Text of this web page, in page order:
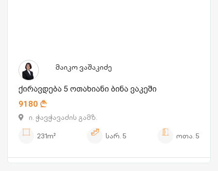
მაიკო ვაშაკიძე
ქირავდება 5 ოთახიანი ბინა ვაკეში
9180
ი. ჭავჭავაძის გამზ.
231m²
სარ. 5 ოთა. 5